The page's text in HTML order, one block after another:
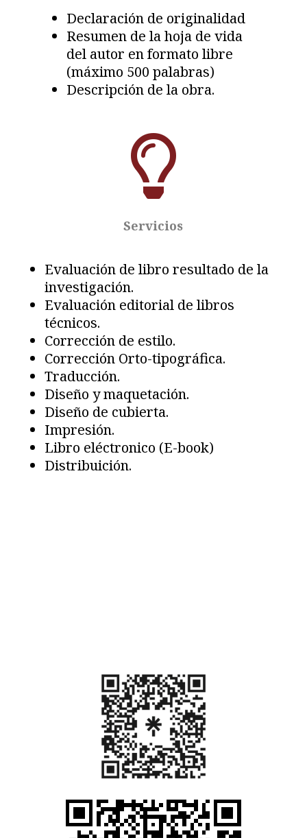
Declaración de originalidad
Resumen de la hoja de vida
del autor en formato libre
(máximo 500 palabras)
Descripción de la obra.

Servicios
Evaluación de libro resultado de la
investigación.
Evaluación editorial de libros
técnicos.
Corrección de estilo.
Corrección Orto-tipográfica.
Traducción.
Diseño y maquetación.
Diseño de cubierta.
Impresión.
Libro eléctronico (E-book)
Distribuición.